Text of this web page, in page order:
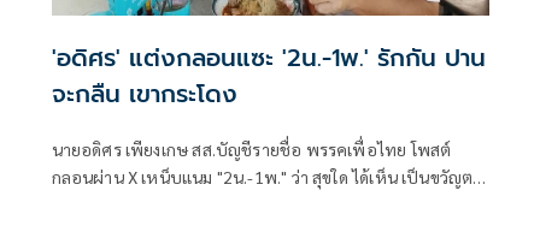
'อดิศร' แต่งกลอนแซะ '2น.-1พ.' รักกัน ปาน
จะกลืน เขากระโดง
นายอดิศร เพียงเกษ สส.บัญชีรายชื่อ พรรคเพื่อไทย โพสต์
กลอนผ่าน X เหน็บแนม "2น.-1พ." ว่า สุขใด ได้เห็น เป็นขวัญตา